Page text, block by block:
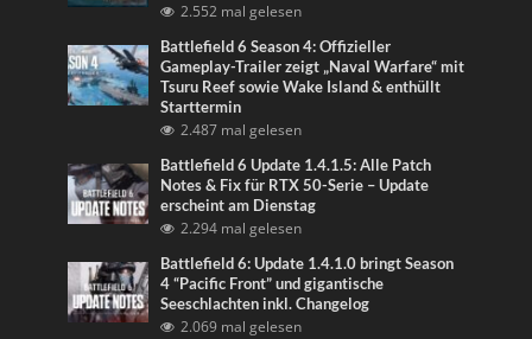
2.552 mal gelesen
Battlefield 6 Season 4: Offizieller
Gameplay-Trailer zeigt „Naval Warfare“ mit
Tsuru Reef sowie Wake Island & enthüllt
Starttermin
2.487 mal gelesen
Battlefield 6 Update 1.4.1.5: Alle Patch
Notes & Fix für RTX 50-Serie – Update
erscheint am Dienstag
2.294 mal gelesen
Battlefield 6: Update 1.4.1.0 bringt Season
4 “Pacific Front” und gigantische
Seeschlachten inkl. Changelog
2.069 mal gelesen